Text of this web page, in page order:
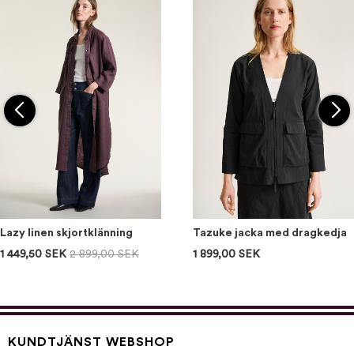
Lazy linen skjortklänning
1 449,50 SEK 2 899,00 SEK
Tazuke jacka med dragkedja
1 899,00 SEK
KUNDTJÄNST WEBSHOP